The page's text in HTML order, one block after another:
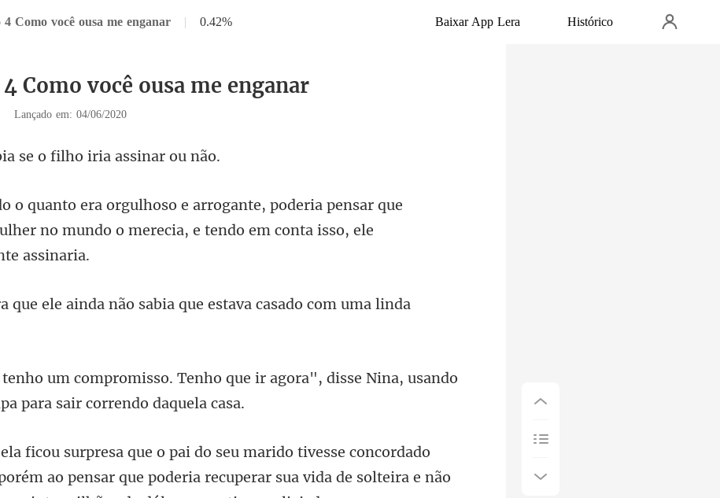
Como você ousa me enganar | 0.42% Baixar App Lera Histórico
Como você ousa me enganar
Lançado em: 04/06/2020
e o filho iria
deria pensar que
no mundo o merecia,
a não sabia que estava cas
que ir agora", disse Nina, usando
do
ao pensar que poderia recuperar sua vida de soltei